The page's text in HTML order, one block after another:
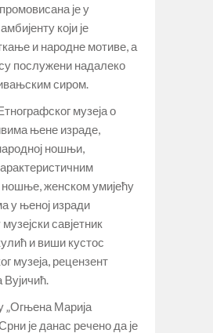
је у
који је
и народне мотиве, а
послужени надалеко
сиром.
музеја о
њене израде,
ношњи,
ношње, женском умијећу
у њеној изради
савјетник
и виши кустос
музеја, рецензент
Марија
је данас речено да је